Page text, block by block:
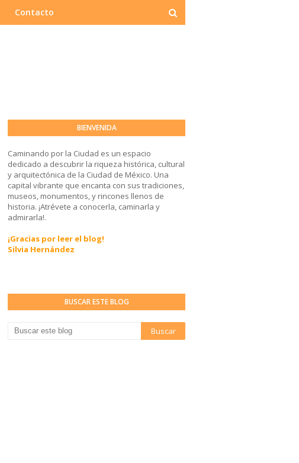
Contacto
BIENVENIDA
Caminando por la Ciudad es un espacio
dedicado a descubrir la riqueza histórica, cultural
y arquitectónica de la Ciudad de México. Una
capital vibrante que encanta con sus tradiciones,
museos, monumentos, y rincones llenos de
historia. ¡Atrévete a conocerla, caminarla y
admirarla!.
¡Gracias por leer el blog!
Silvia Hernández
BUSCAR ESTE BLOG